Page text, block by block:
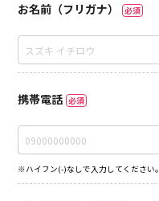
お名前（フリガナ） 必須
携帯電話 必須
※ハイフン(-)なしで入力してください。